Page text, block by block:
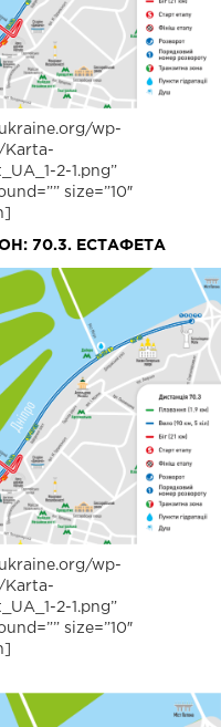
wp-
Karta-
2-1.png”
size=”10″
70.3. ЕСТАФЕТА
wp-
Karta-
2-1.png”
size=”10″